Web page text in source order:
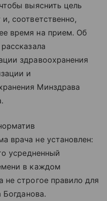
выяснить цель
соответственно,
время на прием. Об
здравоохранения
и
Минздрава
врача не установлен:
усредненный
в каждом
не строгое правило для
Богданова.